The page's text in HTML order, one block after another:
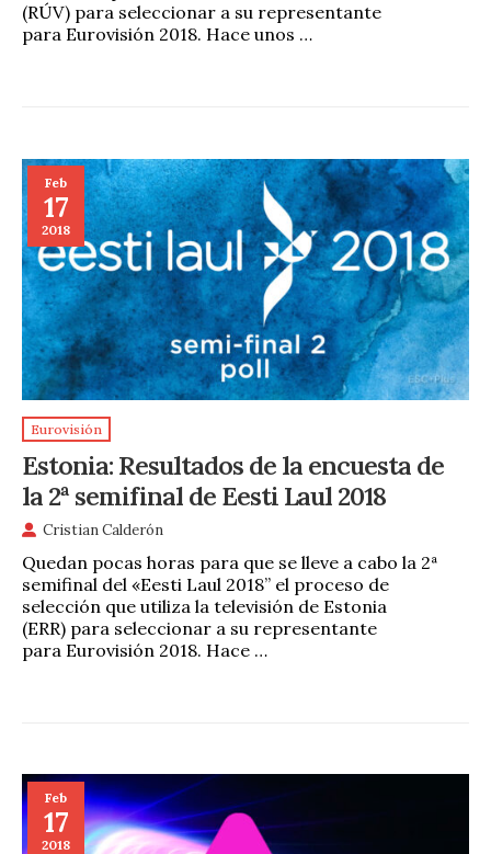
(RÚV) para seleccionar a su representante
para Eurovisión 2018. Hace unos …
Feb
17
2018
Eurovisión
Estonia: Resultados de la encuesta de
la 2ª semifinal de Eesti Laul 2018
Cristian Calderón
Quedan pocas horas para que se lleve a cabo la 2ª
semifinal del «Eesti Laul 2018” el proceso de
selección que utiliza la televisión de Estonia
(ERR) para seleccionar a su representante
para Eurovisión 2018. Hace …
Feb
17
2018